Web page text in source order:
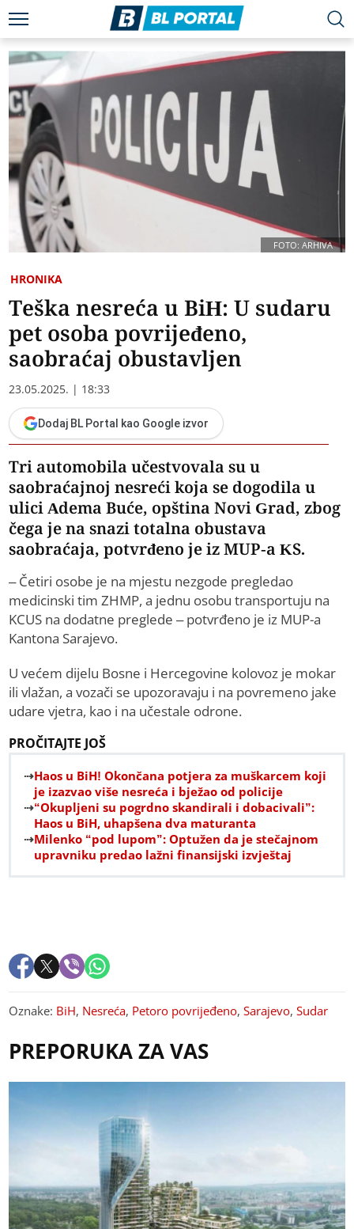
FOTO: ARHIVA
HRONIKA
Teška nesreća u BiH: U sudaru
pet osoba povrijeđeno,
saobraćaj obustavljen
23.05.2025. | 18:33
Dodaj BL Portal kao Google izvor
Tri automobila učestvovala su u
saobraćajnoj nesreći koja se dogodila u
ulici Adema Buće, opština Novi Grad, zbog
čega je na snazi totalna obustava
saobraćaja, potvrđeno je iz MUP-a KS.
– Četiri osobe je na mjestu nezgode pregledao
medicinski tim ZHMP, a jednu osobu transportuju na
KCUS na dodatne preglede – potvrđeno je iz MUP-a
Kantona Sarajevo.
U većem dijelu Bosne i Hercegovine kolovoz je mokar
ili vlažan, a vozači se upozoravaju i na povremeno jake
udare vjetra, kao i na učestale odrone.
PROČITAJTE JOŠ
Haos u BiH! Okončana potjera za muškarcem koji
je izazvao više nesreća i bježao od policije
“Okupljeni su pogrdno skandirali i dobacivali”:
Haos u BiH, uhapšena dva maturanta
Milenko “pod lupom”: Optužen da je stečajnom
upravniku predao lažni finansijski izvještaj
Oznake: BiH, Nesreća, Petoro povrijeđeno,Sarajevo,Sudar
PREPORUKA ZA VAS